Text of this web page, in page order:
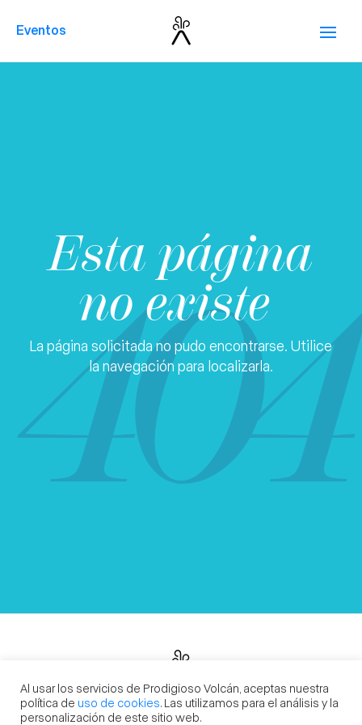
Eventos
404
Esta página
no existe
La página solicitada no pudo encontrarse. Utilice
la navegación para localizarla.
Prodigioso Volcán Madrid | Barcelona | Sevilla | Buenos Aires | México
losdelvolcan@prodigiosovolcan.com
Al usar los servicios de Prodigioso Volcán, aceptas nuestra
política de uso de cookies. Las utilizamos para el análisis y la
personalización de este sitio web.